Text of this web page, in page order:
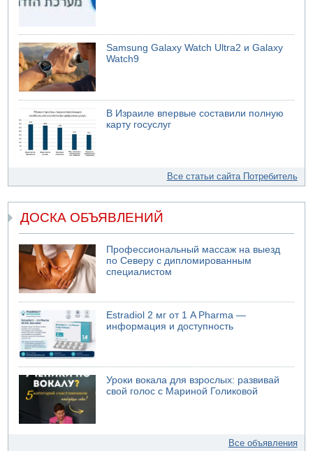
Samsung Galaxy Watch Ultra2 и Galaxy
Watch9
В Израиле впервые составили полную
карту госуслуг
Все статьи сайта Потребитель
ДОСКА ОБЪЯВЛЕНИЙ
Профессиональный массаж на выезд
по Северу с дипломированным
специалистом
Estradiol 2 мг от 1 A Pharma —
информация и доступность
Уроки вокала для взрослых: развивай
свой голос с Мариной Голиковой
Все объявления